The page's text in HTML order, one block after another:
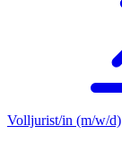
Volljurist/in (m/w/d)